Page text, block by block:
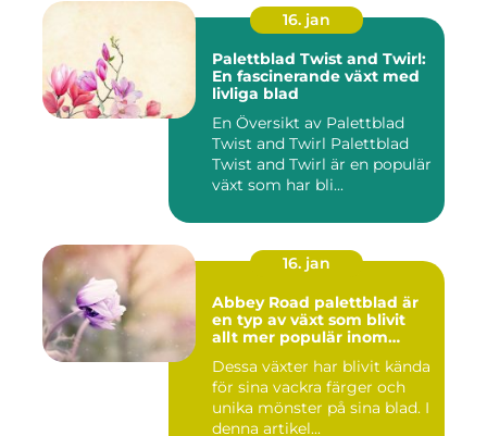
16. jan
Palettblad Twist and Twirl:
En fascinerande växt med
livliga blad
En Översikt av Palettblad
Twist and Twirl Palettblad
Twist and Twirl är en populär
växt som har bli...
16. jan
Abbey Road palettblad är
en typ av växt som blivit
allt mer populär inom
Dessa växter har blivit kända
för sina vackra färger och
unika mönster på sina blad. I
denna artikel...